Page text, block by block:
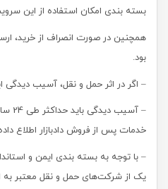
بسته بندی امکان استفاده از این
همچنین در صورت انصراف از خرید،
بود.
– اگر در اثر حمل و نقل، آسیب دیدگی
–
خدمات پس از فروش دادبازار اطلاع
– با توجه به بسته بندی ایمن و
یک از شرکت‏‏‌های حمل و نقل معتبر به